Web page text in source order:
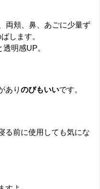
両頬、鼻、あごに少量ず
します。
明感UP。
あり のびもいいです。
る前に使用しても気にな